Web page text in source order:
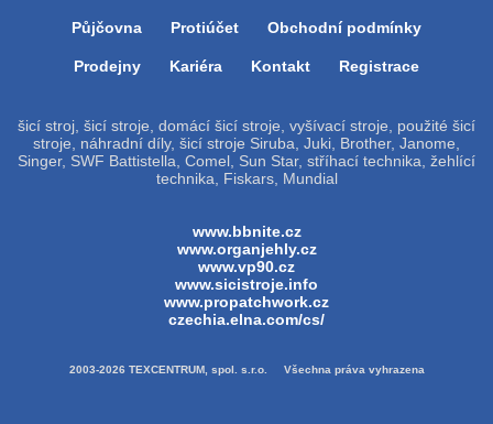
Půjčovna Protiúčet Obchodní podmínky
Prodejny Kariéra Kontakt Registrace
šicí stroj, šicí stroje, domácí šicí stroje, vyšívací stroje, použité šicí
stroje, náhradní díly, šicí stroje Siruba, Juki, Brother, Janome,
Singer, SWF Battistella, Comel, Sun Star, stříhací technika, žehlící
technika, Fiskars, Mundial
www.bbnite.cz
www.organjehly.cz
www.vp90.cz
www.sicistroje.info
www.propatchwork.cz
czechia.elna.com/cs/
2003-2026 TEXCENTRUM, spol. s.r.o. Všechna práva vyhrazena